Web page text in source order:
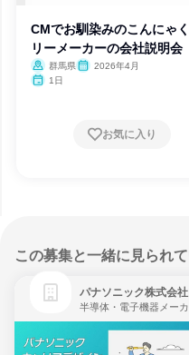
CMでお馴染みのこんにゃ
リーメーカーの会社説明会
群馬県
2026年4月
1日
お気に入り
この募集と一緒に見られ
パナソニック株式会社
半導体・電子機器メー